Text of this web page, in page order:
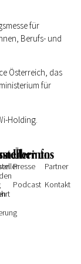
für
Berufs- und
Österreich, das
für
Holding.
Über uns
Presse
Podcast
Partner
Kontakt